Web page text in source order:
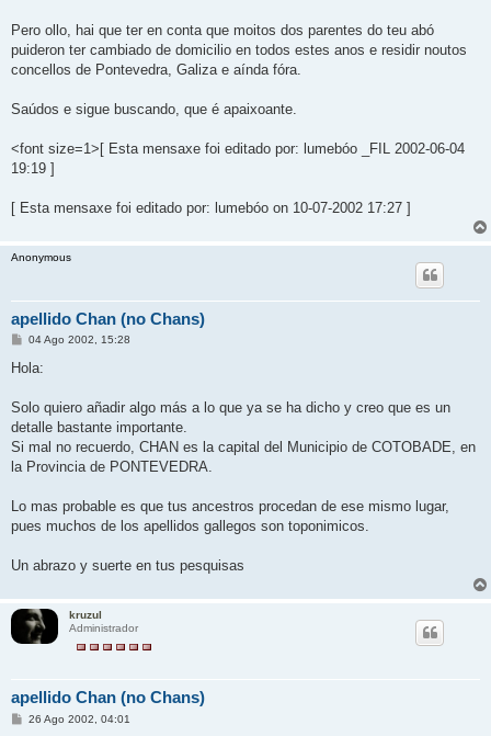
Pero ollo, hai que ter en conta que moitos dos parentes do teu abó
puideron ter cambiado de domicilio en todos estes anos e residir noutos
concellos de Pontevedra, Galiza e aínda fóra.
Saúdos e sigue buscando, que é apaixoante.
<font size=1>[ Esta mensaxe foi editado por: lumebóo _FIL 2002-06-04
19:19 ]
[ Esta mensaxe foi editado por: lumebóo on 10-07-2002 17:27 ]
Anonymous
apellido Chan (no Chans)
M
n
j
04 Ago 2002, 15:28
Hola:
Solo quiero añadir algo más a lo que ya se ha dicho y creo que es un
detalle bastante importante.
Si mal no recuerdo, CHAN es la capital del Municipio de COTOBADE, en
la Provincia de PONTEVEDRA.
Lo mas probable es que tus ancestros procedan de ese mismo lugar,
pues muchos de los apellidos gallegos son toponimicos.
Un abrazo y suerte en tus pesquisas
kruzul
Administrador
apellido Chan (no Chans)
M26 Ago 2002, 04:01